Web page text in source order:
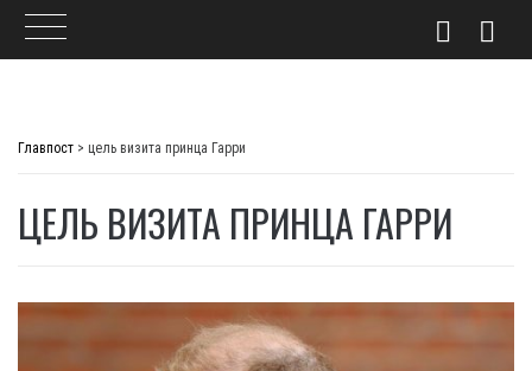
Главпост > цель визита принца Гарри
ЦЕЛЬ ВИЗИТА ПРИНЦА ГАРРИ